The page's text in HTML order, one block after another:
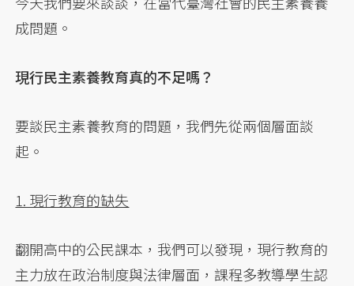
成問題。
現行民主素養教育真的不足嗎？
要談民主素養教育的問題，我們先從兩個層面談
起。
1. 現行教育的缺失
翻開高中的公民課本，我們可以發現，現行教育的
主力放在政治制度與法律層面，課程多教導學生認